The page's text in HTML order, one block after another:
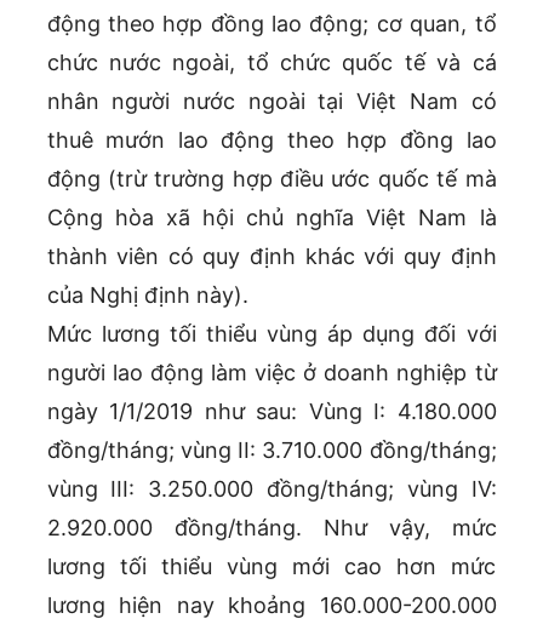
động theo hợp đồng lao động; cơ quan, tổ
chức nước ngoài, tổ chức quốc tế và cá
nhân người nước ngoài tại Việt Nam có
thuê mướn lao động theo hợp đồng lao
động (trừ trường hợp điều ước quốc tế mà
Cộng hòa xã hội chủ nghĩa Việt Nam là
thành viên có quy định khác với quy định
của Nghị định này).
Mức lương tối thiểu vùng áp dụng đối với
người lao động làm việc ở doanh nghiệp từ
ngày 1/1/2019 như sau: Vùng I: 4.180.000
đồng/tháng; vùng II: 3.710.000 đồng/tháng;
vùng III: 3.250.000 đồng/tháng; vùng IV:
2.920.000 đồng/tháng. Như vậy, mức
lương tối thiểu vùng mới cao hơn mức
lương hiện nay khoảng 160.000-200.000